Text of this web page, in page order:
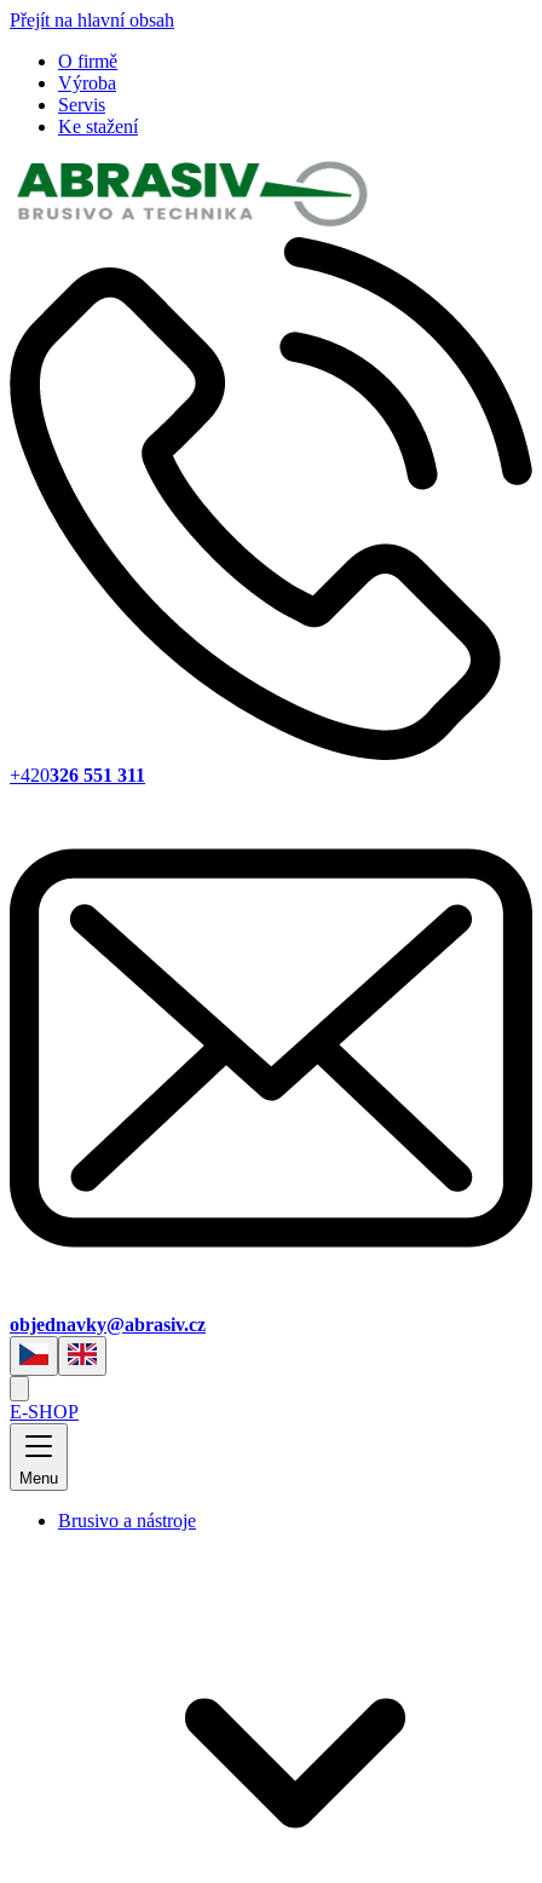
Přejít na hlavní obsah
O firmě
Výroba
Servis
Ke stažení
+420326 551 311
objednavky@abrasiv.cz
E-SHOP
Menu
Brusivo a nástroje